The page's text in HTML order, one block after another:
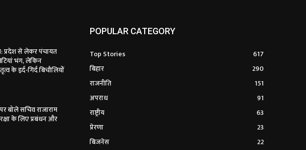
प्रदेश से लेकर पंचायत
भंग, लेकिन
के इर्द-गिर्द बिचौलियों
बोले सचिव राजाराम
के लिए प्रबंधन और
POPULAR CATEGORY
Top Stories
617
बिहार
290
राजनीति
151
अपराध
91
राष्ट्रीय
63
प्रेरणा
23
बिजनेस
22